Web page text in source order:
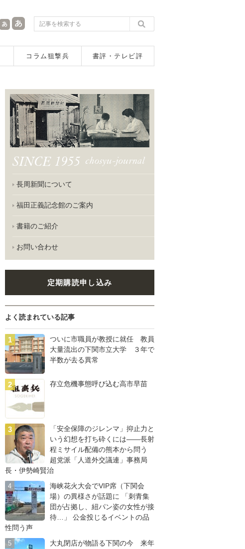
コラム狙撃兵 書評・テレビ評
長周新聞について
福田正義記念館のご案内
書籍のご紹介
お問い合わせ
定期購読申し込み
よく読まれている記事
ついに市職員が教授に就任 教員
大量流出の下関市立大学 ３年で
半数が去る異常
存立危機事態呼び込む高市早苗
「安全保障のジレンマ」抑止力と
いう幻想を打ち砕くには――長射
程ミサイル配備の熊本から問う
超党派「人道外交議連」事務局
長・伊勢崎賢治
海峡花火大会でVIP席（下関会
場）の異様さが話題に 「刺青集
団が占拠し、紐パン姿の女性が接
待…」 公金投じるイベントの品
性問う声
大丸閉店が物語る下関の今 来年